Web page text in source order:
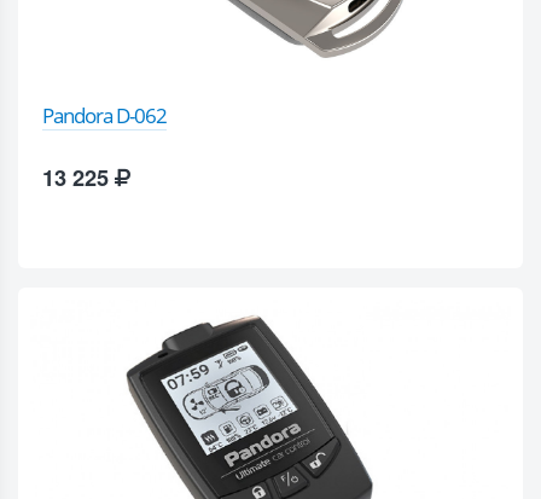
Pandora D-062
13 225